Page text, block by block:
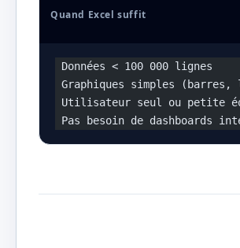
Quand Excel suffit
Données < 100 000 lignes
Graphiques simples (barres,
Utilisateur seul ou petite
Pas besoin de dashboards